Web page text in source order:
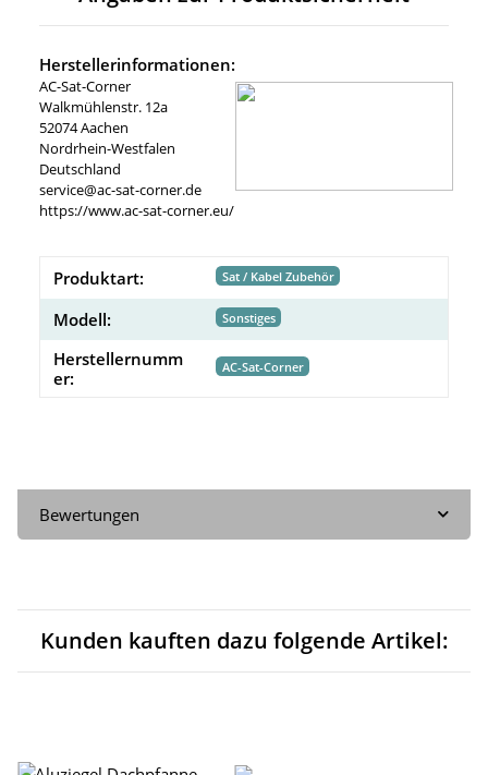
Herstellerinformationen:
AC-Sat-Corner
Walkmühlenstr. 12a
52074 Aachen
Nordrhein-Westfalen
Deutschland
service@ac-sat-corner.de
https://www.ac-sat-corner.eu/
Produktart: Sat / Kabel Zubehör
Modell: Sonstiges
Herstellernumm
er:
AC-Sat-Corner
Bewertungen
Kunden kauften dazu folgende Artikel: